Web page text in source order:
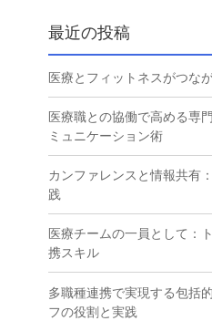
イ
ブ
最近の投稿
医療とフィットネスがつな
医療職との協働で高める専
ミュニケーション術
カンファレンスと情報共有
践
医療チームの一員として：
携スキル
多職種連携で実現する包括
フの役割と実践